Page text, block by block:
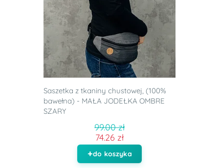
Saszetka z tkaniny chustowej, (100%
bawełna) - MAŁA JODEŁKA OMBRE
SZARY
99.00 zł
74.26 zł
do koszyka